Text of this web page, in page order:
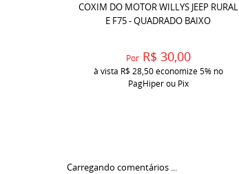
COXIM DO MOTOR WILLYS JEEP RURAL
E F75 - QUADRADO BAIXO
Por R$ 30,00
à vista R$ 28,50economize5% no
PagHiper ou Pix
Carregando comentários ...